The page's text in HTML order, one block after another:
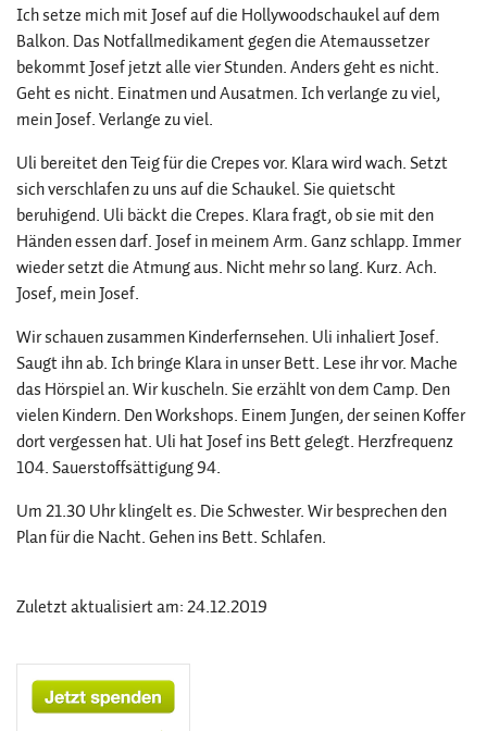
Ich setze mich mit Josef auf die Hollywoodschaukel auf dem
Balkon. Das Notfallmedikament gegen die Atemaussetzer
bekommt Josef jetzt alle vier Stunden. Anders geht es nicht.
Geht es nicht. Einatmen und Ausatmen. Ich verlange zu viel,
mein Josef. Verlange zu viel.
Uli bereitet den Teig für die Crepes vor. Klara wird wach. Setzt
sich verschlafen zu uns auf die Schaukel. Sie quietscht
beruhigend. Uli bäckt die Crepes. Klara fragt, ob sie mit den
Händen essen darf. Josef in meinem Arm. Ganz schlapp. Immer
wieder setzt die Atmung aus. Nicht mehr so lang. Kurz. Ach.
Josef, mein Josef.
Wir schauen zusammen Kinderfernsehen. Uli inhaliert Josef.
Saugt ihn ab. Ich bringe Klara in unser Bett. Lese ihr vor. Mache
das Hörspiel an. Wir kuscheln. Sie erzählt von dem Camp. Den
vielen Kindern. Den Workshops. Einem Jungen, der seinen Koffer
dort vergessen hat. Uli hat Josef ins Bett gelegt. Herzfrequenz
104. Sauerstoffsättigung 94.
Um 21.30 Uhr klingelt es. Die Schwester. Wir besprechen den
Plan für die Nacht. Gehen ins Bett. Schlafen.
Zuletzt aktualisiert am: 24.12.2019